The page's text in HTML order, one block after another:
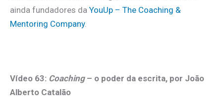
ainda fundadores da YouUp – The Coaching &
Mentoring Company.
Vídeo 63: Coaching – o poder da escrita, por João
Alberto Catalão